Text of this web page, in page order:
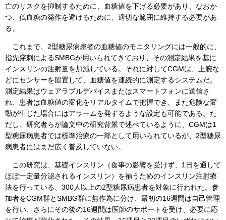
亡のリスクを抑制するために、血糖値を下げる必要があり、なおか
つ、低血糖の発作を避けるために、適切な範囲に維持する必要があ
る。
これまで、2型糖尿病患者の血糖値のモニタリングには一般的に、
指先穿刺によるSMBGが用いられてきており、その測定結果を基に
インスリンの注射量を加減している。それに対してCGMは、上腕な
どにセンサーを留置して、血糖値を連続的に測定するシステムだ。
測定結果はウェアラブルデバイスまたはスマートフォンに送信さ
れ、患者は血糖値の変化をリアルタイムで把握でき、また危険な変
動が生じた場合にはアラームを発するような設定も可能である。た
だし、研究者らが論文中の研究背景で述べているように、CGMは1
型糖尿病患者では標準治療の一部として用いられているが、2型糖尿
病患者にはまだ広く普及していない。
この研究は、基礎インスリン（食事の影響を受けず、1日を通して
ほぼ一定量分泌されるインスリン）を補うためのインスリン注射療
法を行っている、300人以上の2型糖尿病患者を対象に行われた。参
加者をCGM群とSMBG群に無作為に分け、最初の16週間は自己管理
を行い、さらにその後の16週間は医師のサポートを受け、必要に応